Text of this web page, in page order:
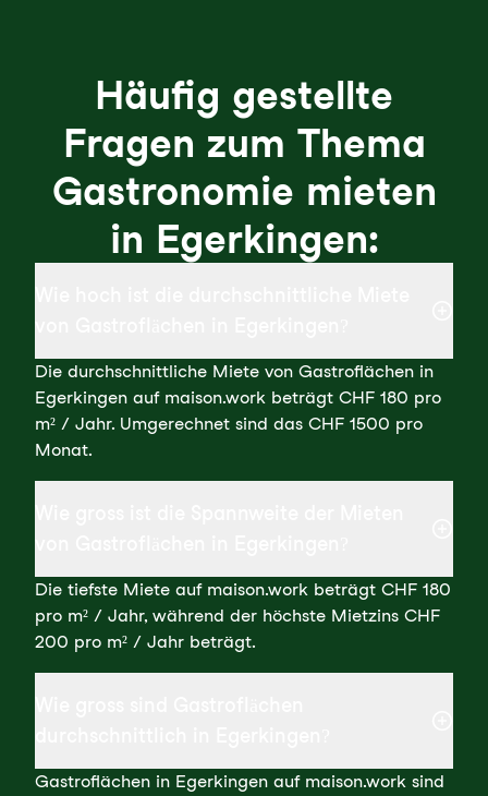
Häufig gestellte
Fragen zum Thema
Gastronomie mieten
in Egerkingen:
Die durchschnittliche Miete von Gastroflächen in
Egerkingen auf maison.work beträgt CHF 180 pro
m² / Jahr. Umgerechnet sind das CHF 1500 pro
Monat.
Die tiefste Miete auf maison.work beträgt CHF 180
pro m² / Jahr, während der höchste Mietzins CHF
200 pro m² / Jahr beträgt.
Gastroflächen in Egerkingen auf maison.work sind